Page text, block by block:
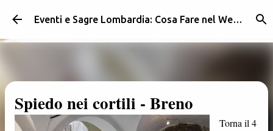
Passa ai contenuti principali Eventi e Sagre Lombardia: Cosa Fare nel Weekend | Weekendidea
Spiedo nei cortili - Breno
Torna il 4